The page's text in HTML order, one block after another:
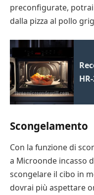
preconfigurate,
dalla pizza al pollo
Scongelamento
Con la funzione di
a Microonde incasso
scongelare il cibo in
dovrai più aspettare